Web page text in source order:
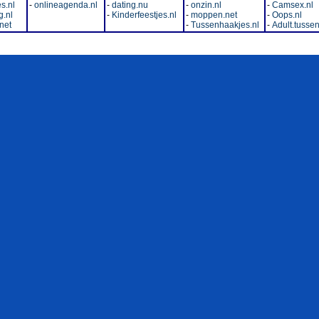
- onlineagenda.nl
- dating.nu
- Kinderfeestjes.nl
- onzin.nl
- moppen.net
- Tussenhaakjes.nl
- Camsex.nl
- Oops.nl
-